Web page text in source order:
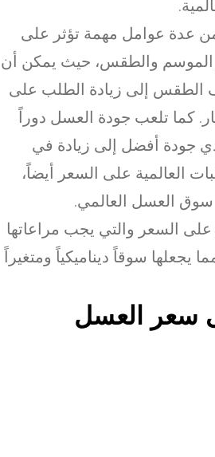
عدة عوامل مهمة تؤثر على
الموسم والطقس، حيث يمكن أن
الطقس إلى زيادة الطلب على
كما تلعب جودة العسل دوراً
جودة أفضل إلى زيادة في
العالمية على السعر أيضاً،
سوق العسل العالمي.
السعر والتي يجب مراعاتها
سوقاً ديناميكياً ومتغيراً
سعر العسل